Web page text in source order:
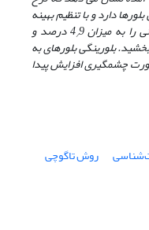
بلورها دارد و با تنظیم بهینه
به میزان 4 / 9 درصد و
بهبود بخشید. بلورینگی بلورهای به
چشمگیری افزایش پیدا
روش تاگوچی